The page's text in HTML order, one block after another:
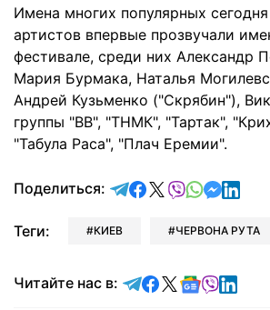
Имена многих популярных
артистов впервые прозвучали
фестивале, среди них Александр
Мария Бурмака, Наталья
Андрей Кузьменко ("Скрябин"),
группы "ВВ", "ТНМК", "Тартак",
"Табула Раса", "Плач Еремии".
Поделиться: отправить в
поделиться в
поделиться в X
отправить
Теги: КИЕВ ЧЕРВОНА РУТА
Читайте нас в: Читайте в
Читайте в
Читайте в X
Читайте